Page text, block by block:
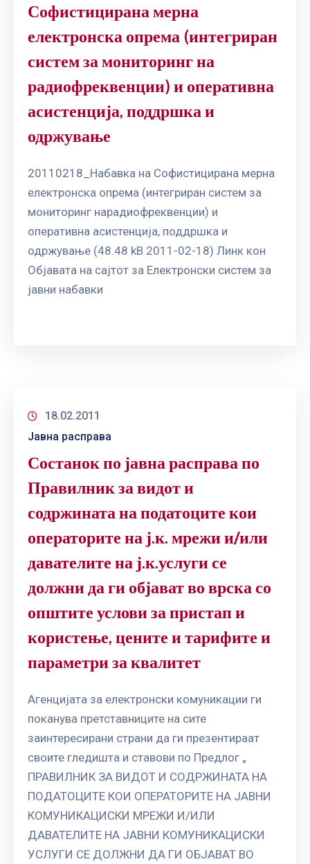
Софистицирана мерна
електронска опрема (интегриран
систем за мониторинг на
радиофреквенции) и оперативна
асистенција, поддршка и
одржување
20110218_Набавка на Софистицирана мерна
електронска опрема (интегриран систем за
мониторинг нарадиофреквенции) и
оперативна асистенција, поддршка и
одржување (48.48 kB 2011-02-18) Линк кон
Објавата на сајтот за Електронски систем за
јавни набавки
18.02.2011
Јавна расправа
Состанок по јавна расправа по
Правилник за видот и
содржината на податоците кои
операторите на ј.к. мрежи и/или
давателите на ј.к.услуги се
должни да ги објават во врска со
општите услови за пристап и
користење, цените и тарифите и
параметри за квалитет
Агенцијата за електронски комуникации ги
поканува претставниците на сите
заинтересирани страни да ги презентираат
своите гледишта и ставови по Предлог „
ПРАВИЛНИК ЗА ВИДОТ И СОДРЖИНАТА НА
ПОДАТОЦИТЕ КОИ ОПЕРАТОРИТЕ НА ЈАВНИ
КОМУНИКАЦИСКИ МРЕЖИ И/ИЛИ
ДАВАТЕЛИТЕ НА ЈАВНИ КОМУНИКАЦИСКИ
УСЛУГИ СЕ ДОЛЖНИ ДА ГИ ОБЈАВАТ ВО